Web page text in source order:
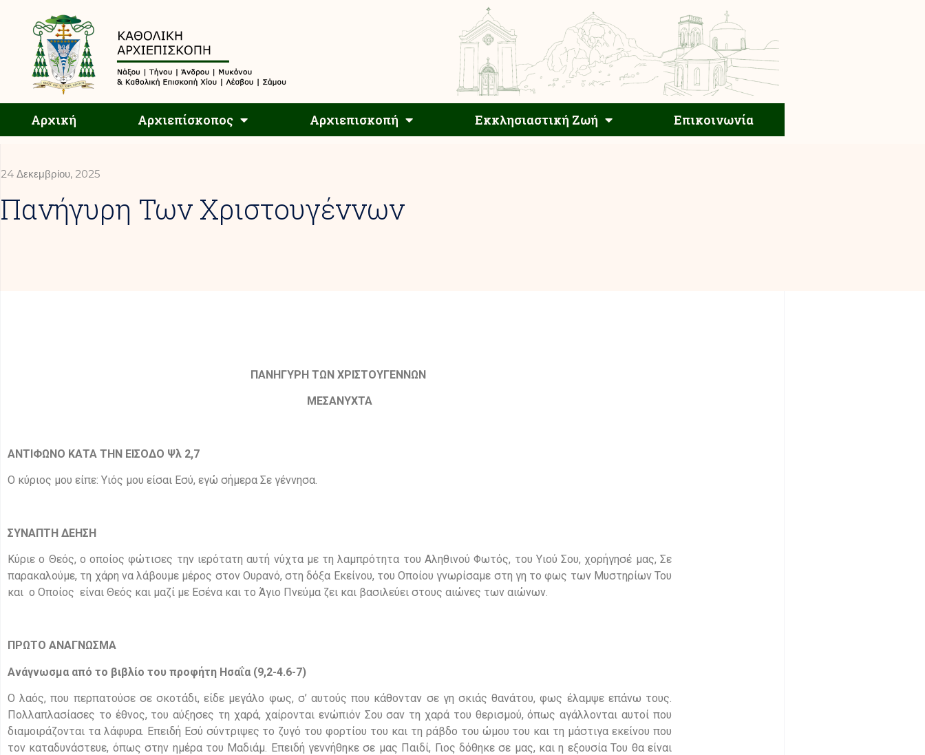
Αρχική Αρχιεπίσκοπος Αρχιεπισκοπή Εκκλησιαστική Ζωή Επικοινωνία
Αρχιεπισκοπή Εκκλησιαστική Ζωή Επικοινωνία
24 Δεκεμβρίου, 2025
Πανήγυρη Των Χριστουγέννων
ΠΑΝΗΓΥΡΗ ΤΩΝ ΧΡΙΣΤΟΥΓΕΝΝΩΝ
ΜΕΣΑΝΥΧΤΑ
ΑΝΤΙΦΩΝΟ ΚΑΤΑ ΤΗΝ ΕΙΣΟΔΟ Ψλ 2,7
Ο κύριος μου είπε: Υιός μου είσαι Εσύ, εγώ σήμερα Σε γέννησα.
ΣΥΝΑΠΤΗ ΔΕΗΣΗ
Κύριε ο Θεός, ο οποίος φώτισες την ιερότατη αυτή νύχτα με τη λαμπρότητα του Αληθινού Φωτός, του Υιού Σου, χορήγησέ μας, Σε
παρακαλούμε, τη χάρη να λάβουμε μέρος στον Ουρανό, στη δόξα Εκείνου, του Οποίου γνωρίσαμε στη γη το φως των Μυστηρίων Του
και ο Οποίος είναι Θεός και μαζί με Εσένα και το Άγιο Πνεύμα ζει και βασιλεύει στους αιώνες των αιώνων.
ΠΡΩΤΟ ΑΝΑΓΝΩΣΜΑ
Ανάγνωσμα από το βιβλίο του προφήτη Ησαΐα (9,2-4.6-7)
Ο λαός, που περπατούσε σε σκοτάδι, είδε μεγάλο φως, σ’ αυτούς που κάθονταν σε γη σκιάς θανάτου, φως έλαμψε επάνω τους.
Πολλαπλασίασες το έθνος, του αύξησες τη χαρά, χαίρονται ενώπιόν Σου σαν τη χαρά του θερισμού, όπως αγάλλονται αυτοί που
διαμοιράζονται τα λάφυρα. Επειδή Εσύ σύντριψες το ζυγό του φορτίου του και τη ράβδο του ώμου του και τη μάστιγα εκείνου που
τον καταδυνάστευε, όπως στην ημέρα του Μαδιάμ. Επειδή γεννήθηκε σε μας Παιδί, Γιος δόθηκε σε μας, και η εξουσία Του θα είναι